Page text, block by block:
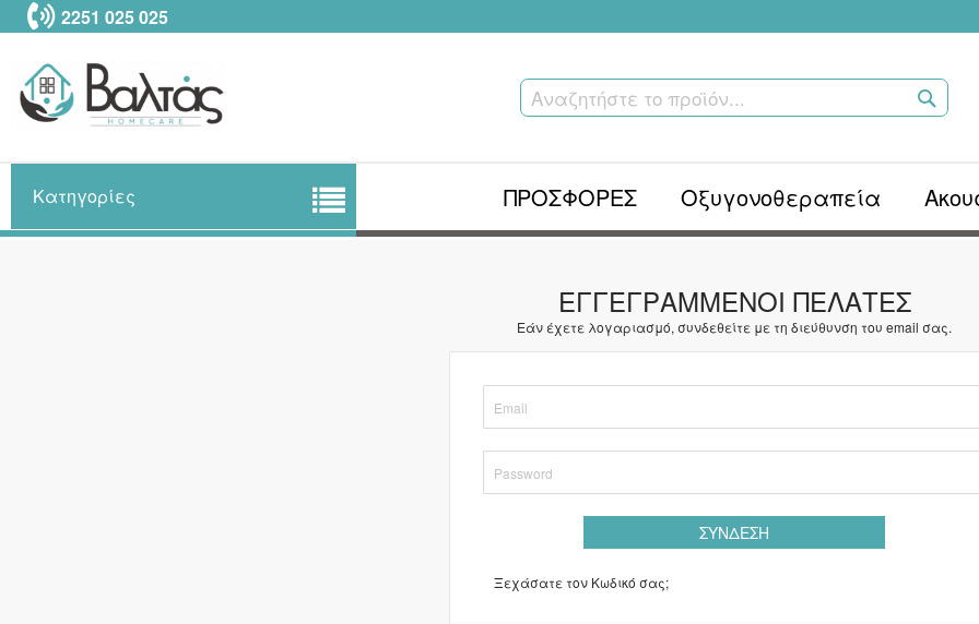
Μετάβαση
στο
περιεχόμενο
2251 025 025
Κατηγορίες ΠΡΟΣΦΟΡΕΣ Οξυγονοθεραπεία
ΕΓΓΕΓΡΑΜΜΈΝΟΙ ΠΕΛΆΤΕΣ
Εάν έχετε λογαριασμό, συνδεθείτε με τη διεύθυνση του email σας.
ΣΎΝΔΕΣΗ
Ξεχάσατε τον Κωδικό σας;